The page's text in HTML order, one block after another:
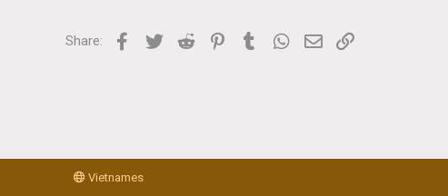
Share: Facebook
Twitter Reddit PinterestTumblr WhatsApp
Email
Vietnames